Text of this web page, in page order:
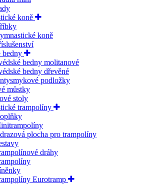
koně
koně
bedny
bedny molitanové
bedny dřevěné
podložky
můstky
stoly
trampolíny
plocha pro trampolíny
dráhy
Eurotramp